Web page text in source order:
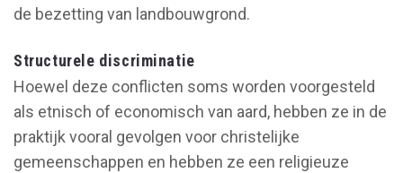
de bezetting van landbouwgrond.
Structurele discriminatie
Hoewel deze conflicten soms worden voorgesteld
als etnisch of economisch van aard, hebben ze in de
praktijk vooral gevolgen voor christelijke
gemeenschappen en hebben ze een religieuze